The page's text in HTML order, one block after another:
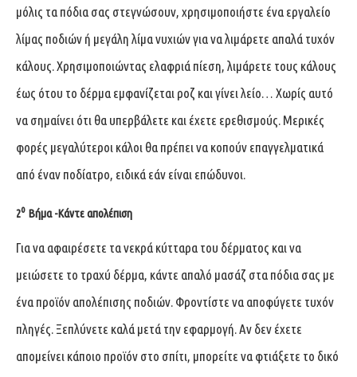
μόλις τα πόδια σας στεγνώσουν, χρησιμοποιήστε ένα εργαλείο
λίμας ποδιών ή μεγάλη λίμα νυχιών για να λιμάρετε απαλά τυχόν
κάλους. Χρησιμοποιώντας ελαφριά πίεση, λιμάρετε τους κάλους
έως ότου το δέρμα εμφανίζεται ροζ και γίνει λείο… Χωρίς αυτό
να σημαίνει ότι θα υπερβάλετε και έχετε ερεθισμούς. Μερικές
φορές μεγαλύτεροι κάλοι θα πρέπει να κοπούν επαγγελματικά
από έναν ποδίατρο, ειδικά εάν είναι επώδυνοι.
2ο Βήμα -Κάντε απολέπιση
Για να αφαιρέσετε τα νεκρά κύτταρα του δέρματος και να
μειώσετε το τραχύ δέρμα, κάντε απαλό μασάζ στα πόδια σας με
ένα προϊόν απολέπισης ποδιών. Φροντίστε να αποφύγετε τυχόν
πληγές. Ξεπλύνετε καλά μετά την εφαρμογή. Αν δεν έχετε
απομείνει κάποιο προϊόν στο σπίτι, μπορείτε να φτιάξετε το δικό